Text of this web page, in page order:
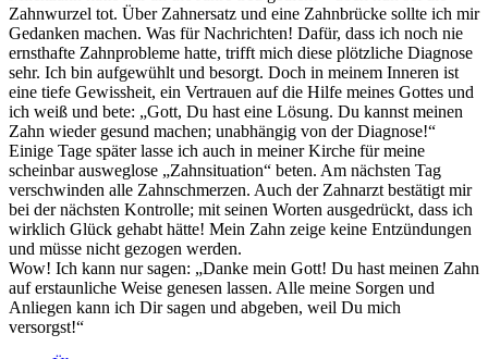
Zahnwurzel tot. Über Zahnersatz und eine Zahnbrücke sollte ich mir
Gedanken machen. Was für Nachrichten! Dafür, dass ich noch nie
ernsthafte Zahnprobleme hatte, trifft mich diese plötzliche Diagnose
sehr. Ich bin aufgewühlt und besorgt. Doch in meinem Inneren ist
eine tiefe Gewissheit, ein Vertrauen auf die Hilfe meines Gottes und
ich weiß und bete: „Gott, Du hast eine Lösung. Du kannst meinen
Zahn wieder gesund machen; unabhängig von der Diagnose!“
Einige Tage später lasse ich auch in meiner Kirche für meine
scheinbar ausweglose „Zahnsituation“ beten. Am nächsten Tag
verschwinden alle Zahnschmerzen. Auch der Zahnarzt bestätigt mir
bei der nächsten Kontrolle; mit seinen Worten ausgedrückt, dass ich
wirklich Glück gehabt hätte! Mein Zahn zeige keine Entzündungen
und müsse nicht gezogen werden.
Wow! Ich kann nur sagen: „Danke mein Gott! Du hast meinen Zahn
auf erstaunliche Weise genesen lassen. Alle meine Sorgen und
Anliegen kann ich Dir sagen und abgeben, weil Du mich
versorgst!“